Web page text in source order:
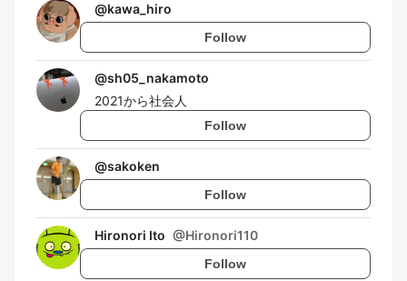
@kawa_hiro
Follow
@sh05_nakamoto
2021から社会人
Follow
@sakoken
Follow
Hironori Ito @Hironori110
Follow